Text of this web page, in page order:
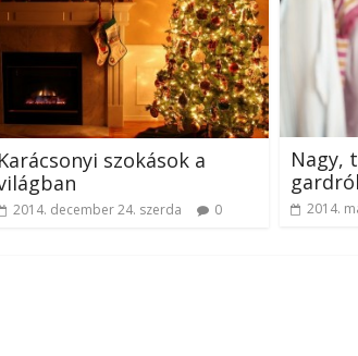
Karácsonyi szokások a
2014. december 24. szerda 0
Nagy,
2014.